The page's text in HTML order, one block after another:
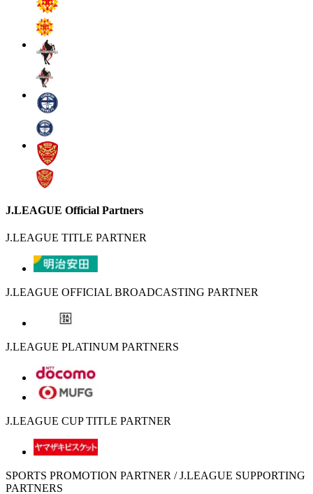
J.LEAGUE Official Partners
J.LEAGUE TITLE PARTNER
J.LEAGUE OFFICIAL BROADCASTING PARTNER
J.LEAGUE PLATINUM PARTNERS
J.LEAGUE CUP TITLE PARTNER
SPORTS PROMOTION PARTNER / J.LEAGUE SUPPORTING
PARTNERS